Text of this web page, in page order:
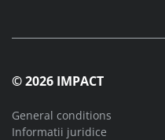
© 2026 IMPACT
General conditions
Informatii juridice